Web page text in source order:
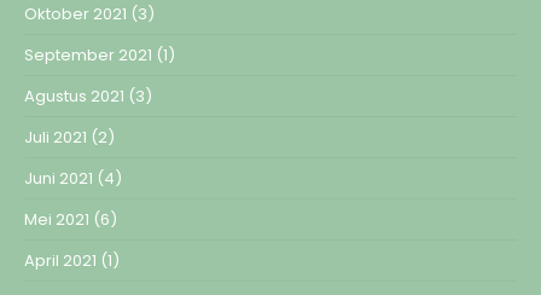
Oktober 2021 (3)
September 2021 (1)
Agustus 2021 (3)
Juli 2021 (2)
Juni 2021 (4)
Mei 2021 (6)
April 2021 (1)